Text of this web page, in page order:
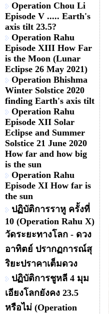
Operation Chou Li
Episode V ..... Earth's
axis tilt 23.5?
Operation Rahu
Episode XIII How Far
is the Moon (Lunar
Eclipse 26 May 2021)
Operation Bhishma
Winter Solstice 2020
finding Earth's axis tilt
Operation Rahu
Episode XII Solar
Eclipse and Summer
Solstice 21 June 2020
How far and how big
is the sun
Operation Rahu
Episode XI How far is
the sun
ปฏิบัติการราหู ครั้งที่
10 (Operation Rahu X)
วัดระยะทางโลก - ดวง
อาทิตย์ ปรากฏการณ์สุ
ริยะปราคาเต็มดวง
ปฏิบัติการชูหลี 4 มุม
เอียงโลกยังคง 23.5
หรือไม่ (Operation